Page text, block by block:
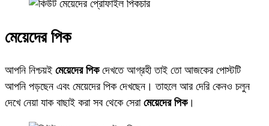
মেয়েদের পিক
আপনি নিশ্চয়ই মেয়েদের পিকদেখতে আগ্রহী তাই তো আজকের পোস্টটি
আপনি পড়ছেন এবং মেয়েদের পিক দেখছেন। তাহলে আর দেরি কেনও চলুন
দেখে নেয়া যাক বাছাই করা সব থেকে সেরা মেয়েদের পিক।